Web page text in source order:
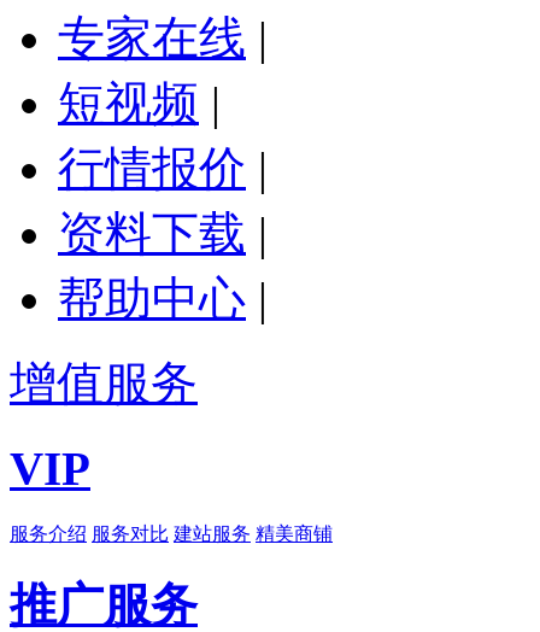
专家在线 |
短视频 |
行情报价 |
资料下载 |
帮助中心 |
增值服务
VIP
服务介绍 服务对比 建站服务 精美商铺
推广服务